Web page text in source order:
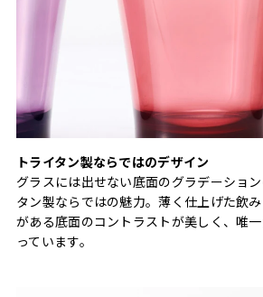
トライタン製ならではのデザイン
グラスには出せない底面のグラデーショ
タン製ならではの魅力。薄く仕上げた飲
がある底面のコントラストが美しく、唯
っています。